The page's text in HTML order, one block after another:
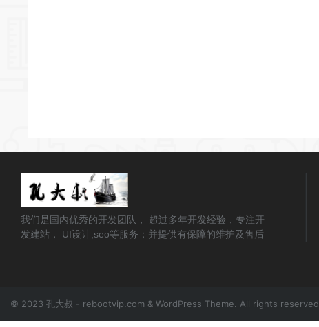
我们是国内优秀的开发团队， 超过多年开发经验，专注开
发建站， UI设计,seo等服务；并提供有保障的维护及售后
© 2023 孔大叔 - rebootvip.com & WordPress Theme. All rights reserved